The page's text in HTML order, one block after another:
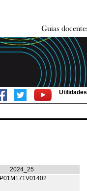
Utilidades
2024_25
P01M171V01402